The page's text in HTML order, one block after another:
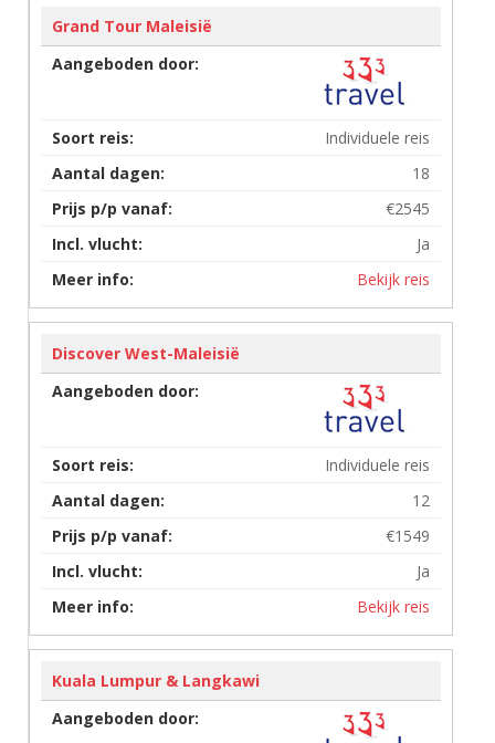
Grand Tour Maleisië
Individuele reis
18
€2545
Ja
Bekijk reis
Discover West-Maleisië
Individuele reis
12
€1549
Ja
Bekijk reis
Kuala Lumpur & Langkawi